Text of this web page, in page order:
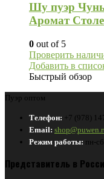
Шу пуэр
Аромат
0 out of 5
Проверить
Добавить в
Быстрый обзор
Пуэр оптом
Телефон: +7 (978)
Email:
Режим работы: пн-
Представитель в